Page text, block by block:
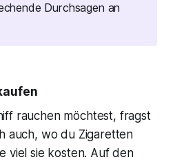
Durchsagen an
rauchen möchtest, fragst
auch, wo du Zigaretten
viel sie kosten. Auf den